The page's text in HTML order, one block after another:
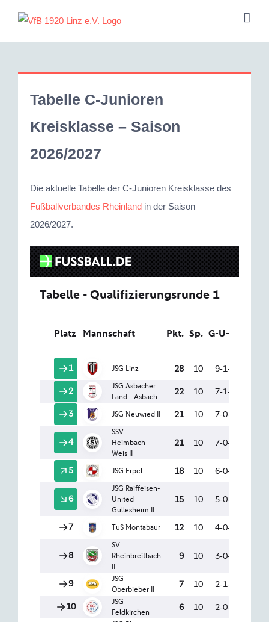
springen
Tabelle C-Junioren
Kreisklasse – Saison
2026/2027
Die aktuelle Tabelle der C-Junioren Kreisklasse des
Fußballverbandes Rheinland in der Saison
2026/2027.